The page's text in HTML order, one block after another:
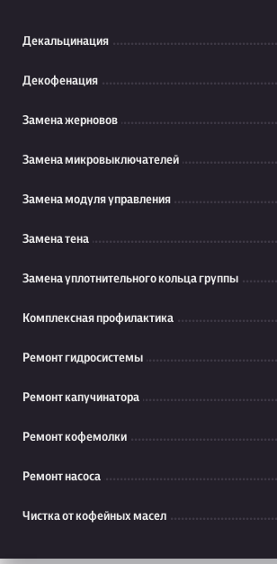
Декальцинация
Декофенация
Замена жерновов
Замена микровыключателей
Замена модуля управления
Замена тена
Замена уплотнительного кольца группы
Комплексная профилактика
Ремонт гидросистемы
Ремонт капучинатора
Ремонт кофемолки
Ремонт насоса
Чистка от кофейных масел